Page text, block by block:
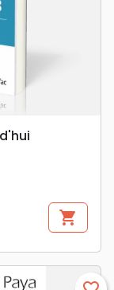
shopping_cart